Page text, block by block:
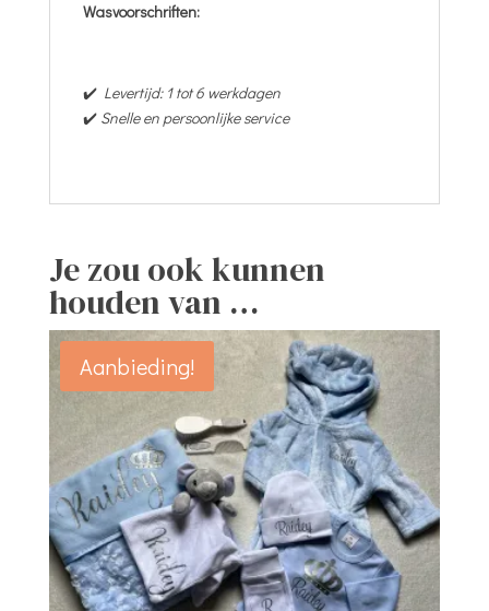
Wasvoorschriften:
✔️Levertijd: 1 tot 6 werkdagen
✔️Snelle en persoonlijke service
Je zou ook kunnen
houden van …
Aanbieding!